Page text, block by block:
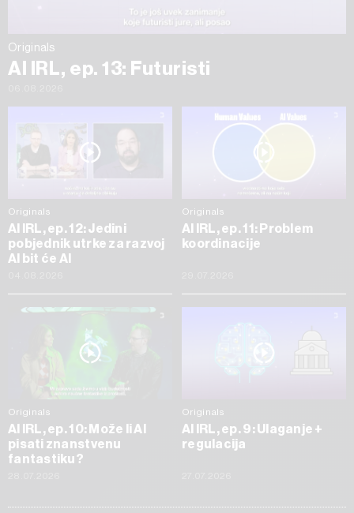
Originals
AI IRL, ep. 13: Futuristi
Originals
AI IRL, ep. 12: Jedini
pobjednik utrke za razvoj
AI bit će AI
Originals
AI IRL, ep. 11: Problem
koordinacije
Originals
AI IRL, ep. 10: Može li AI
pisati znanstvenu
fantastiku?
Originals
AI IRL, ep. 9: Ulaganje +
regulacija